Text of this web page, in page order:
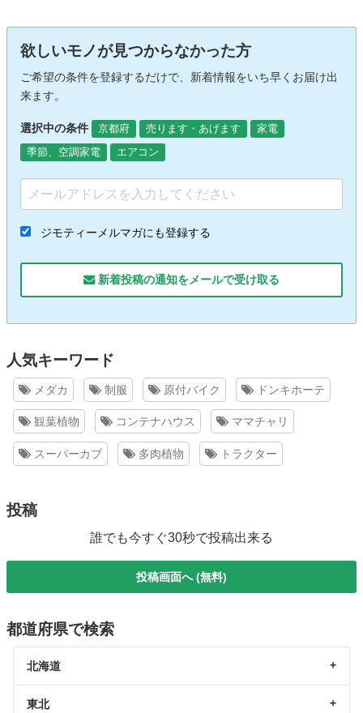
欲しいモノが見つからなかった方
ご希望の条件を登録するだけで、新着情報をいち早くお届け出
来ます。
選択中の条件 京都府 売ります・あげます
家電
季節、空調家電
エアコン
ジモティーメルマガにも登録する
新着投稿の通知をメールで受け取る
人気キーワード
メダカ 制服 原付バイク ドンキホーテ
観葉植物 コンテナハウス ママチャリ
スーパーカブ 多肉植物 トラクター
投稿
誰でも今すぐ30秒で投稿出来る
投稿画面へ (無料)
都道府県で検索
北海道
東北